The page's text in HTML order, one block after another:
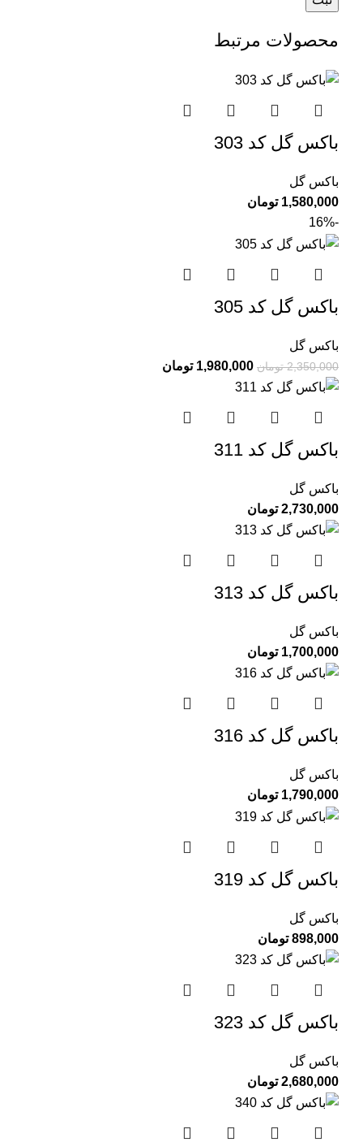
محصولات مرتبط
باکس گل کد 303
باکس گل
1,580,000 تومان
-16%
باکس گل کد 305
باکس گل
2,350,000 تومان 1,980,000 تومان
باکس گل کد 311
باکس گل
2,730,000 تومان
باکس گل کد 313
باکس گل
1,700,000 تومان
باکس گل کد 316
باکس گل
1,790,000 تومان
باکس گل کد 319
باکس گل
898,000 تومان
باکس گل کد 323
باکس گل
2,680,000 تومان